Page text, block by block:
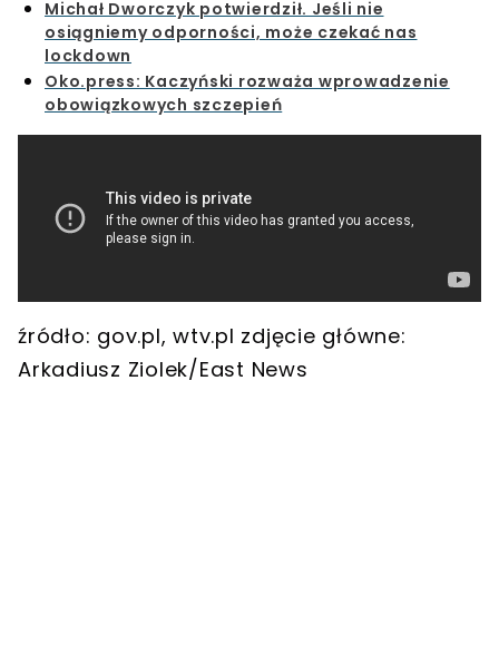
Michał Dworczyk potwierdził. Jeśli nie
osiągniemy odporności, może czekać nas
lockdown
Oko.press: Kaczyński rozważa wprowadzenie
obowiązkowych szczepień
źródło: gov.pl, wtv.pl zdjęcie główne:
Arkadiusz Ziolek/East News